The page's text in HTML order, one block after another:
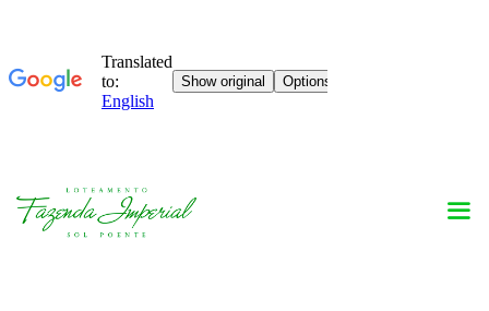
Skip